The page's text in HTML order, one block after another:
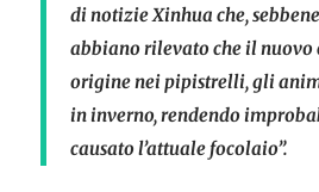
di notizie Xinhua che,
abbiano rilevato che il nuovo
origine nei pipistrelli, gli
in inverno, rendendo
causato l’attuale focolaio”.